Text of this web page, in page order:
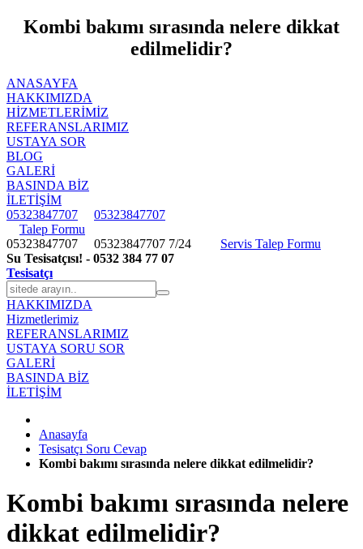
Kombi bakımı sırasında nelere dikkat
edilmelidir?
ANASAYFA
HAKKIMIZDA
HIZMETLERIMIZ
REFERANSLARIMIZ
USTAYA SOR
BLOG
GALERİ
BASINDA BİZ
İLETİŞİM
05323847707
05323847707
Talep Formu
05323847707 05323847707 7/24
Servis Talep Formu
Su Tesisatçısı! - 0532 384 77 07
Tesisatçı
HAKKIMIZDA
Hizmetlerimiz
REFERANSLARIMIZ
USTAYA SORU SOR
GALERİ
BASINDA BİZ
İLETİŞİM
Anasayfa
Tesisatçı Soru Cevap
Kombi bakımı sırasında nelere dikkat edilmelidir?
Kombi bakımı sırasında nelere
dikkat edilmelidir?